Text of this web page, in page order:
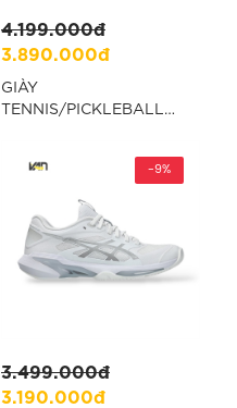
4.199.000đ
3.890.000đ
GIÀY
TENNIS/PICKLEBALL
TRẮNG “1041A370-107”
3.499.000đ
3.190.000đ
-9%